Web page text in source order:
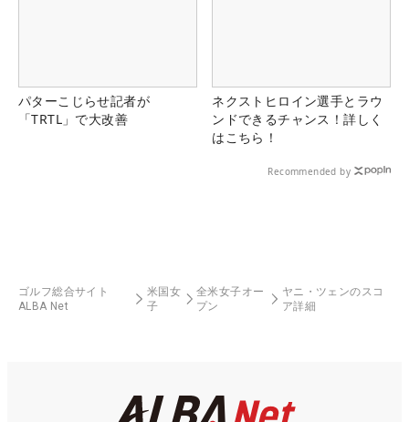
パターこじらせ記者が
「TRTL」で大改善
ネクストヒロイン選手とラウ
ンドできるチャンス！詳しく
はこちら！
Recommended by
ゴルフ総合サイト
ALBA Net
米国女
子
全米女子オー
プン
ヤニ・ツェンのスコ
ア詳細